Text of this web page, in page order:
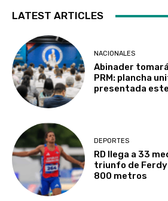
LATEST ARTICLES
NACIONALES
Abinader
PRM: plancha
presentada
DEPORTES
RD llega a 33
triunfo de
800 metros